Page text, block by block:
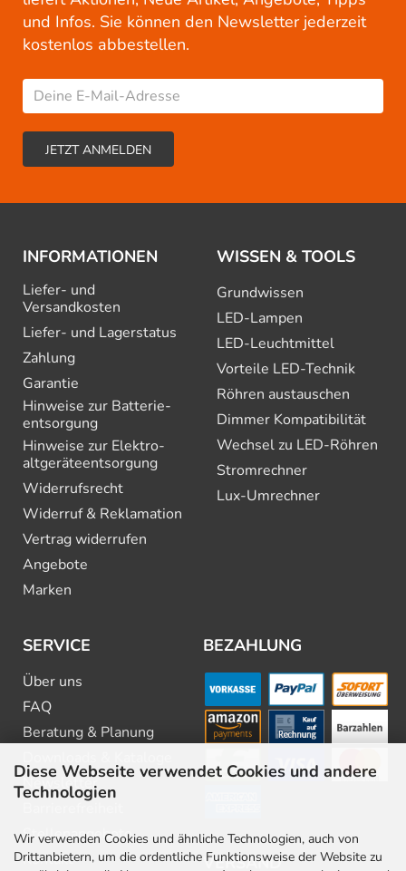
Diese Webseite verwendet Cookies und andere
Technologien
Wir verwenden Cookies und ähnliche Technologien, auch von
Drittanbietern, um die ordentliche Funktionsweise der Website zu
und Infos. Sie können den Newsletter jederzeit
kostenlos abbestellen.
INFORMATIONEN
Liefer- und
Versandkosten
Liefer- und Lagerstatus
Zahlung
Garantie
Hinweise zur Batterie­
entsorgung
Hinweise zur Elektro­
altgeräte­entsorgung
Widerrufsrecht
Widerruf & Reklamation
Vertrag widerrufen
Angebote
Marken
WISSEN & TOOLS
Grundwissen
LED-Lampen
LED-Leuchtmittel
Vorteile LED-Technik
Röhren austauschen
Dimmer Kompatibilität
Wechsel zu LED-Röhren
Stromrechner
Lux-Umrechner
SERVICE
Über uns
FAQ
Beratung & Planung
Newsletter
Stellenangebote
Kontakt
BEZAHLUNG
VERSAND